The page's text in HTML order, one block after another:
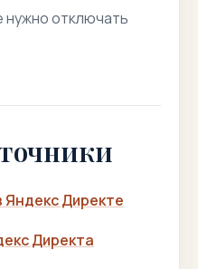
нужно отключать
Директе
Директа